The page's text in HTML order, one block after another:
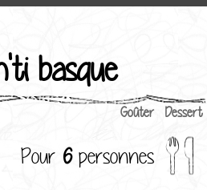
basque
Goûter Dessert
Pour 6personnes